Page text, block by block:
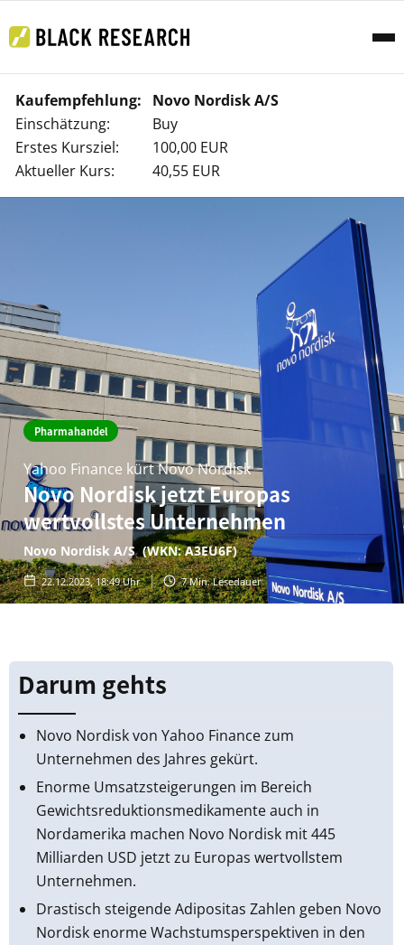
Kaufempfehlung:
Novo Nordisk A/S
Einschätzung:
Buy
Erstes Kursziel:
100,00 EUR
Aktueller Kurs:
40,55 EUR
Pharmahandel
Yahoo Finance kürt Novo Nordisk
Novo Nordisk jetzt Europas
wertvollstes Unternehmen
Novo Nordisk A/S (WKN: A3EU6F)
22.12.2023, 18:49 Uhr 7Min. Lesedauer
Darum gehts
Novo Nordisk von Yahoo Finance zum
Unternehmen des Jahres gekürt.
Enorme Umsatzsteigerungen im Bereich
Gewichtsreduktionsmedikamente auch in
Nordamerika machen Novo Nordisk mit 445
Milliarden USD jetzt zu Europas wertvollstem
Unternehmen.
Drastisch steigende Adipositas Zahlen geben Novo
Nordisk enorme Wachstumsperspektiven in den